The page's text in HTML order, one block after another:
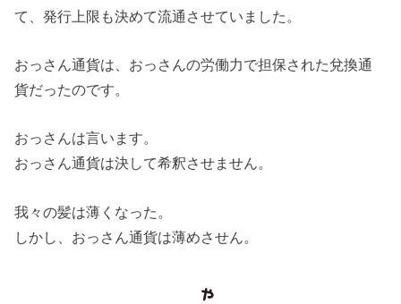
て、発行上限も決めて流通させていました。
おっさん通貨は、おっさんの労働力で担保された兌換通
貨だったのです。
おっさんは言います。
おっさん通貨は決して希釈させません。
我々の髪は薄くなった。
しかし、おっさん通貨は薄めさせん。